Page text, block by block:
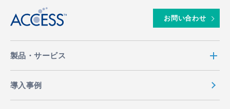
お問い合わせ
製品・サービス
導入事例